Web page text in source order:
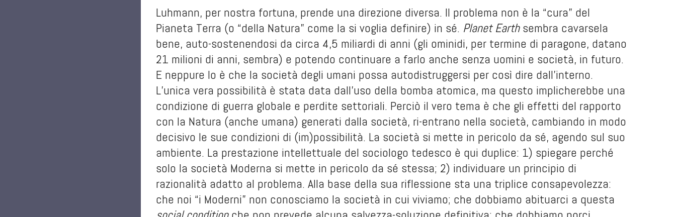
Luhmann, per nostra fortuna, prende una direzione diversa. Il problema non è la “cura” del
Pianeta Terra (o “della Natura” come la si voglia definire) in sé. Planet Earthsembra cavarsela
bene, auto-sostenendosi da circa 4,5 miliardi di anni (gli ominidi, per termine di paragone, datano
21 milioni di anni, sembra) e potendo continuare a farlo anche senza uomini e società, in futuro.
E neppure lo è che la società degli umani possa autodistruggersi per così dire dall’interno.
L’unica vera possibilità è stata data dall’uso della bomba atomica, ma questo implicherebbe una
condizione di guerra globale e perdite settoriali. Perciò il vero tema è che gli effetti del rapporto
con la Natura (anche umana) generati dalla società, ri-entrano nella società, cambiando in modo
decisivo le sue condizioni di (im)possibilità. La società si mette in pericolo da sé, agendo sul suo
ambiente. La prestazione intellettuale del sociologo tedesco è qui duplice: 1) spiegare perché
solo la società Moderna si mette in pericolo da sé stessa; 2) individuare un principio di
razionalità adatto al problema. Alla base della sua riflessione sta una triplice consapevolezza:
che noi “i Moderni” non conosciamo la società in cui viviamo; che dobbiamo abituarci a questa